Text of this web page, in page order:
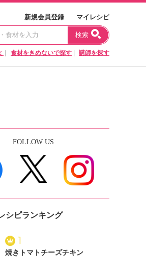
新規会員登録 マイレシピ
検索
食材をきめないで探す 講師を探す
FOLLOW US
シピランキング
1
焼きトマトチーズチキン